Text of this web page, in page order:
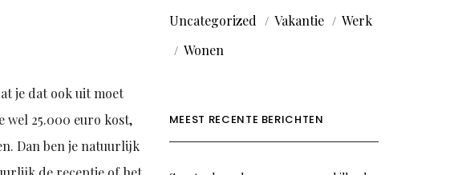
je dat ook uit moet
wel 25.000 euro kost,
Dan ben je natuurlijk
Uncategorized
Vakantie
Werk
Wonen
MEEST RECENTE BERICHTEN